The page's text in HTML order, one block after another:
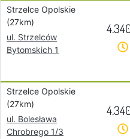
Strzelce Opolskie
(27km)
ul. Strzelców
Bytomskich 1
Strzelce Opolskie
(27km)
ul. Bolesława
Chrobrego 1/3